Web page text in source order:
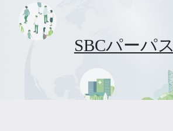
SBCパーパス